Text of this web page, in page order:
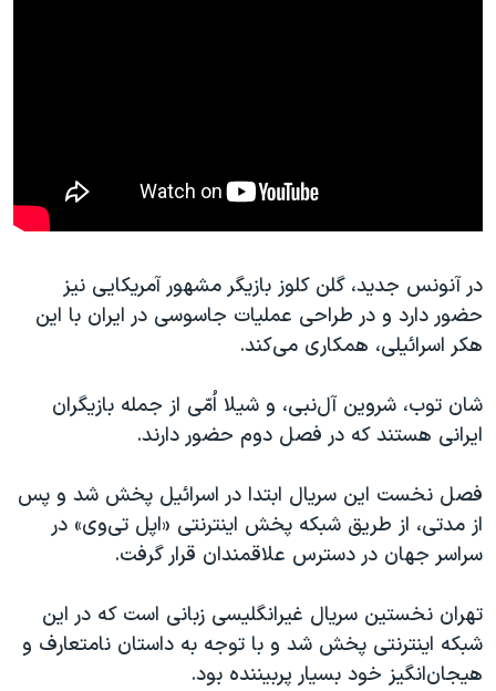
در آنونس جدید، گلن کلوز بازیگر مشهور آمریکایی نیز
حضور دارد و در طراحی عملیات جاسوسی در ایران با این
هکر اسرائیلی، همکاری می‌کند.
شان توب، شروین آل‌نبی، ‌و شیلا اُمّی از جمله بازیگران
ایرانی هستند که در فصل دوم حضور دارند.
فصل نخست این سریال ابتدا در اسرائیل پخش شد و پس
از مدتی، از طریق شبکه پخش اینترنتی «اپل تی‌وی» در
سراسر جهان در دسترس علاقمندان قرار گرفت.
تهران نخستین سریال غیرانگلیسی زبانی است که در این
شبکه اینترنتی پخش شد و با توجه به داستان نامتعارف و
هیجان‌انگیز خود بسیار پربیننده بود.